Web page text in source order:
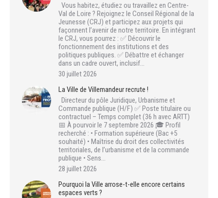
Vous habitez, étudiez ou travaillez en Centre-
Val de Loire ? Rejoignez le Conseil Régional de la
Jeunesse (CRJ) et participez aux projets qui
façonnent l’avenir de notre territoire. En intégrant
le CRJ, vous pourrez : ✅ Découvrir le
fonctionnement des institutions et des
politiques publiques. ✅ Débattre et échanger
dans un cadre ouvert, inclusif…
30 juillet 2026
La Ville de Villemandeur recrute !
Directeur du pôle Juridique, Urbanisme et
Commande publique (H/F) ✅ Poste titulaire ou
contractuel – Temps complet (36 h avec ARTT)
📅 À pourvoir le 7 septembre 2026 🎓 Profil
recherché : • Formation supérieure (Bac +5
souhaité) • Maîtrise du droit des collectivités
territoriales, de l’urbanisme et de la commande
publique • Sens…
28 juillet 2026
Pourquoi la Ville arrose-t-elle encore certains
espaces verts ?